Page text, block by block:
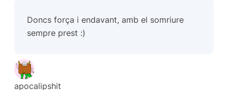
Doncs força i endavant, amb el somriure
sempre prest :)
apocalipshit